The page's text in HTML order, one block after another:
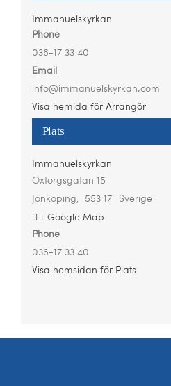
Plats
Immanuelskyrkan
Oxtorgsgatan 15
Jönköping, 553 17
Sverige
+ Google Map
Phone
036-17 33 40
Visa hemsidan för Plats
Immanuelskyrkan
Phone
036-17 33 40
Email
info@immanuelskyrkan.com
Visa hemida för Arrangör